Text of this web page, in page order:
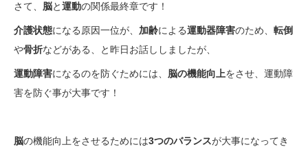
さて、 脳と運動の関係最終章です！
介護状態になる原因一位が、 加齢による運動器障害のため、 転倒
や骨折などがある、と昨日お話ししましたが、
運動障害になるのを防ぐためには、 脳の機能向上をさせ、運動障
害を防ぐ事が大事です！
脳の機能向上をさせるためには3つのバランスが大事になってき